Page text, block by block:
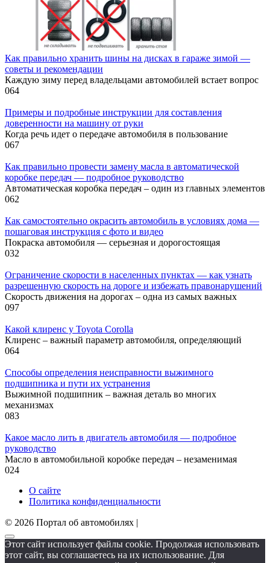
Как правильно хранить шины на дисках в гараже зимой —
советы и рекомендации
Каждую зиму перед владельцами автомобилей встает вопрос
064
Примеры и подробные инструкции для составления
доверенности на машину от руки
Когда речь идет о передаче автомобиля в пользование
067
Как правильно провести замену масла в автоматической
коробке передач — подробное руководство
Автоматическая коробка передач – один из главных элементов
062
Как самостоятельно окрасить автомобиль в условиях дома —
пошаговая инструкция с фото и видео
Покраска автомобиля — серьезная и дорогостоящая
032
Ограничение скорости в населенных пунктах — как узнать
разрешенную скорость на дороге и избежать правонарушений
Скорость движения на дорогах – одна из самых важных
097
Какой клиренс у Toyota Corolla
Клиренс – важный параметр автомобиля, определяющий
064
Способы определения неисправности выжимного
подшипника и пути их устранения
Выжимной подшипник – важная деталь во многих
механизмах
083
Какое масло лить в двигатель автомобиля — подробное
руководство
Масло в автомобильной коробке передач – незаменимая
024
О сайте
Политика конфиденциальности
© 2026 Портал об автомобилях |
Этот сайт использует файлы cookie. Продолжая использовать
этот сайт, вы соглашаетесь на их использование. Для